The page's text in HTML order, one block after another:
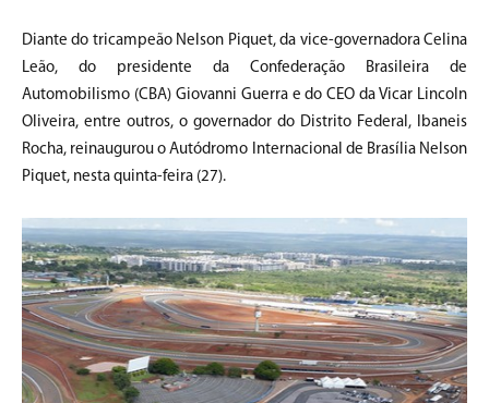
Diante do tricampeão Nelson Piquet, da vice-governadora Celina
Leão, do presidente da Confederação Brasileira de
Automobilismo (CBA) Giovanni Guerra e do CEO da Vicar Lincoln
Oliveira, entre outros, o governador do Distrito Federal, Ibaneis
Rocha, reinaugurou o Autódromo Internacional de Brasília Nelson
Piquet, nesta quinta-feira (27).